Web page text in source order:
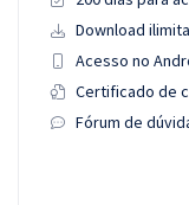
Download
Acesso no
Certificado de
Fórum de